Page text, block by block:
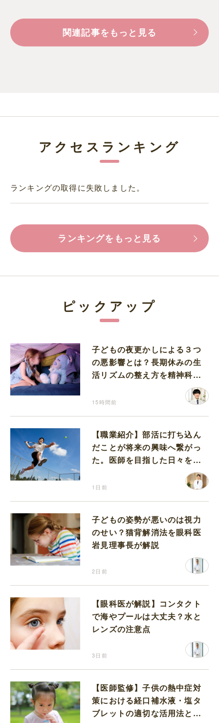
関連記事をもっと見る
アクセスランキング
ランキングの取得に失敗しました。
ランキングをもっと見る
ピックアップ
子どもの夜更かしによる３つ
の悪影響とは？長期休みの生
活リズムの整え方を精神科医
15時間前
【職業紹介】部活に打ち込ん
だことが将来の興味へ繋がっ
た。医師を目指した日々を振
1日前
子どもの姿勢が悪いのは視力
のせい？猫背解消法を眼科医
岩見理事長が解説
2日前
【眼科医が解説】コンタクト
で海やプールは大丈夫？水と
レンズの注意点
3日前
【医師監修】子供の熱中症対
策における経口補水液・塩タ
ブレットの適切な活用法と水